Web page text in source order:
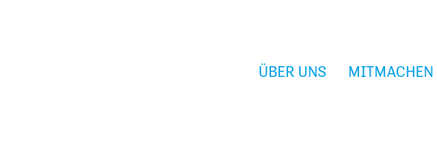
ÜBER UNS MITMACHEN